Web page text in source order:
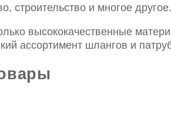
строительство и многое
высококачественные
ассортимент шлангов и